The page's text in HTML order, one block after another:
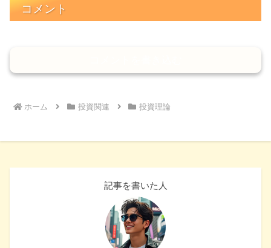
コメント
ホーム 投資関連 投資理論
記事を書いた人